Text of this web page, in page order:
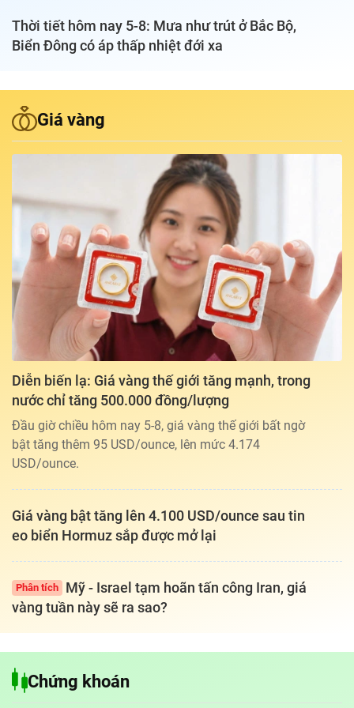
Podcast Tuổi Trẻ
Đặt báo
Tổng biên tập: TRẦN XUÂN TOÀN
Giấy phép hoạt động báo điện tử tiếng Việt, tiếng Anh Số 561/GP-
BTTTT, cấp ngày 25-11-2022.
Thời tiết hôm nay 5-8: Mưa như trút ở Bắc Bộ,
Biển Đông có áp thấp nhiệt đới xa
Giá vàng
Diễn biến lạ: Giá vàng thế giới tăng mạnh, trong
nước chỉ tăng 500.000 đồng/lượng
Đầu giờ chiều hôm nay 5-8, giá vàng thế giới bất ngờ
bật tăng thêm 95 USD/ounce, lên mức 4.174
USD/ounce.
Giá vàng bật tăng lên 4.100 USD/ounce sau tin
eo biển Hormuz sắp được mở lại
Phân tích
Mỹ - Israel tạm hoãn tấn công Iran, giá
vàng tuần này sẽ ra sao?
Chứng khoán